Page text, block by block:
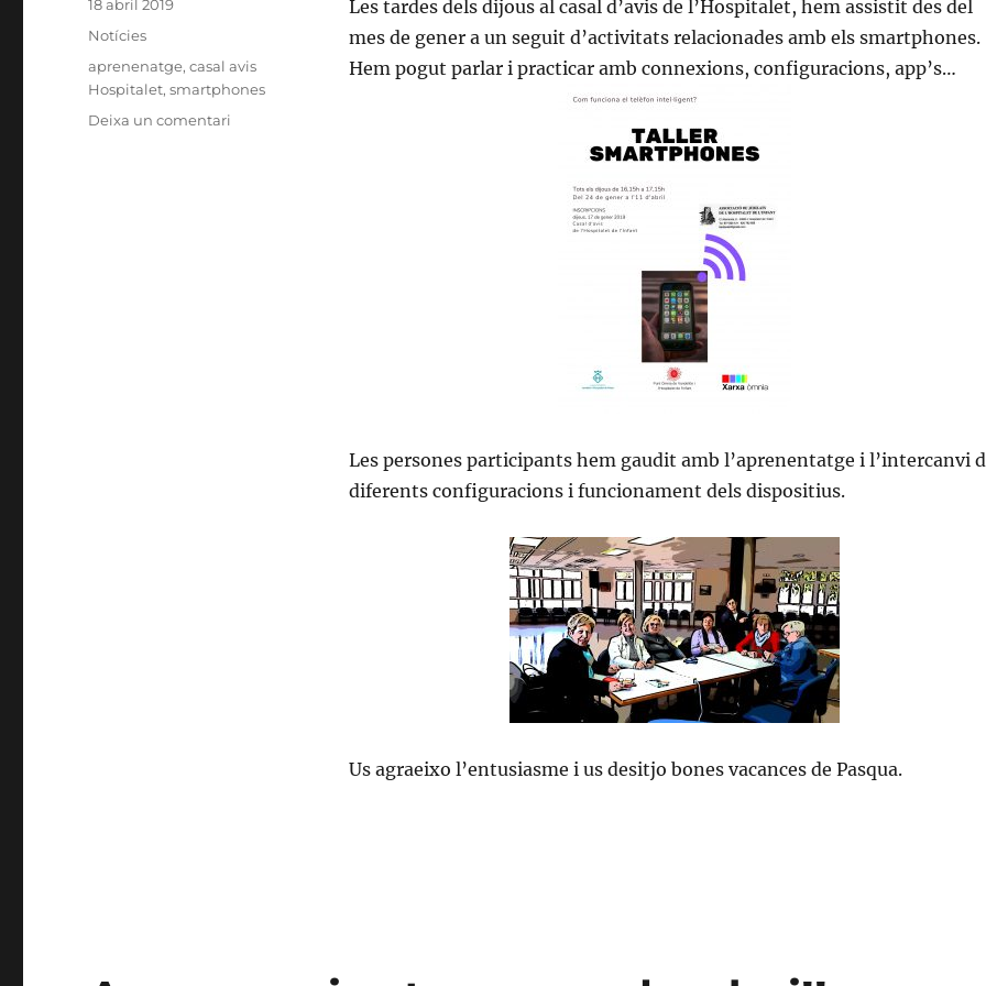
Les tardes dels dijous al casal d’avis de l’Hospitalet, hem assistit des del
mes de gener a un seguit d’activitats relacionades amb els smartphones.
Hem pogut parlar i practicar amb connexions, configuracions, app’s…
Les persones participants hem gaudit amb l’aprenentatge i l’intercanvi
diferents configuracions i funcionament dels dispositius.
Us agraeixo l’entusiasme i us desitjo bones vacances de Pasqua.
Publicat
el
18 abril 2019
Categories
Notícies
Etiquetes
aprenenatge,casal avis
Hospitalet,smartphones
Deixa un comentari